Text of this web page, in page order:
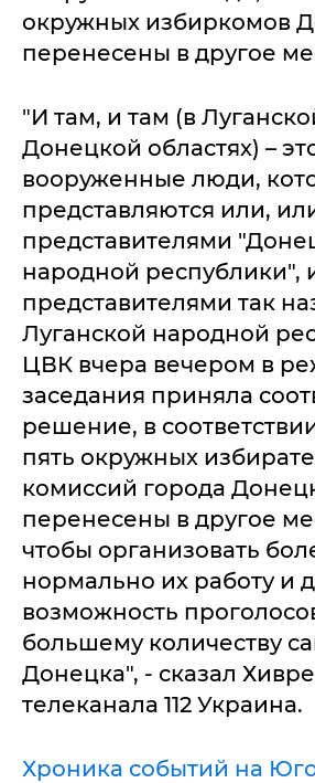
окружных избиркомов
перенесены в другое
"И там, и там (в
Донецкой областях) –
вооруженные люди,
представляются или,
представителями
народной республики",
представителями так
Луганской народной
ЦВК вчера вечером в
заседания приняла
решение, в
пять окружных
комиссий города
перенесены в другое
чтобы организовать
нормально их работу и
возможность
большему количеству
Донецка", - сказал
телеканала 112 Украина.
Хроника событий на